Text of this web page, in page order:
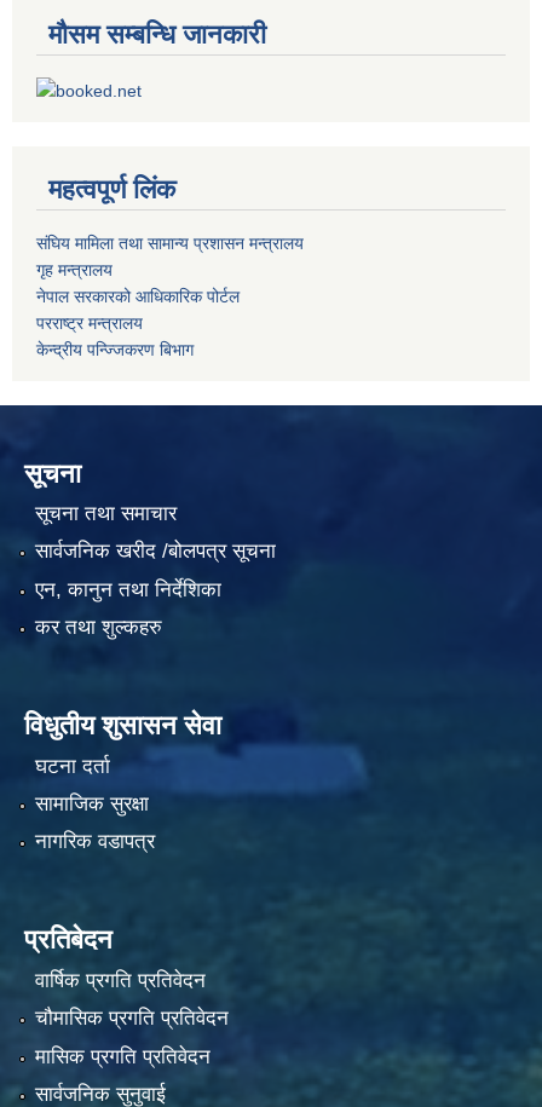
मौसम सम्बन्धि जानकारी
महत्वपूर्ण लिंक
संघिय मामिला तथा सामान्य प्रशासन मन्त्रालय
गृह मन्त्रालय
नेपाल सरकारको आधिकारिक पोर्टल
परराष्ट्र मन्त्रालय
केन्द्रीय पन्ज्जिकरण बिभाग
सूचना
सूचना तथा समाचार
सार्वजनिक खरीद /बोलपत्र सूचना
एन, कानुन तथा निर्देशिका
कर तथा शुल्कहरु
विधुतीय शुसासन सेवा
घटना दर्ता
सामाजिक सुरक्षा
नागरिक वडापत्र
प्रतिबेदन
वार्षिक प्रगति प्रतिवेदन
चौमासिक प्रगति प्रतिवेदन
मासिक प्रगति प्रतिवेदन
सार्वजनिक सुनुवाई